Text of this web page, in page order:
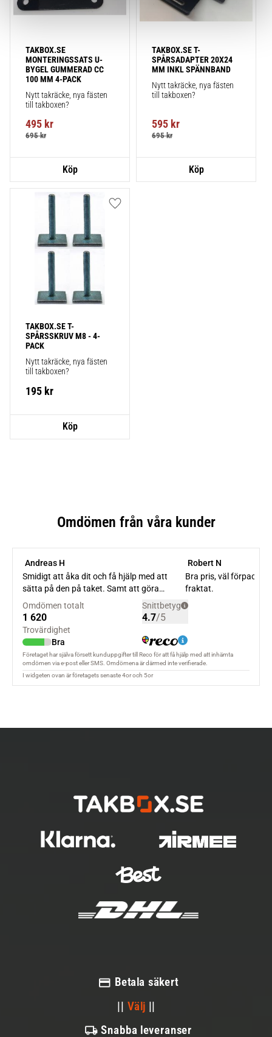
TAKBOX.SE
MONTERINGSSATS U-
BYGEL GUMMERAD CC
100 MM 4-PACK
Nytt takräcke, nya fästen
till takboxen?
495 kr
695kr
TAKBOX.SE T-
SPÅRSADAPTER 20X24
MM INKL SPÄNNBAND
Nytt takräcke, nya fästen
till takboxen?
595 kr
695kr
TAKBOX.SE T-
SPÅRSSKRUV M8 - 4-
PACK
Nytt takräcke, nya fästen
till takboxen?
195 kr
Lägg till i favoriter
Betala säkert
|| Välj ||
Snabba leveranser